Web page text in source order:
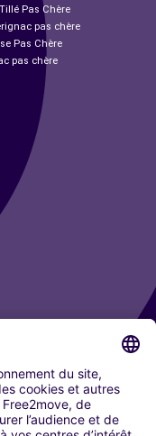
Pas Chère
pas chère
Pas Chère
pas chère